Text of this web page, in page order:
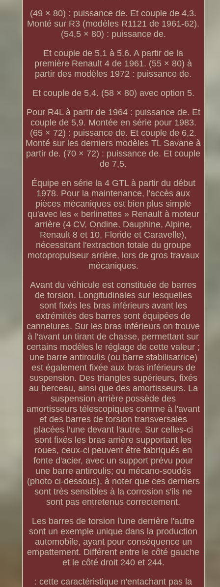
(49 × 80) : puissance de. Et couple de 4,3.
Monté sur R3 (modèles R1121 de 1961-62).
(54,5 × 80) : puissance de.
Et couple de 5,1 à 5,6. A partir de la
première Renault 4 de 1961. (55 × 80) à
partir des modèles 1972 : puissance de.
Et couple de 5,4. (58 × 80) avec option 5.
Pour R4L à partir de 1964 : puissance de. Et
couple de 5,9. Montée en série pour 1983.
(65 × 72) : puissance de. Et couple de 6,2.
Monté sur les derniers modèles TL Savane à
partir de. (70 × 72) : puissance de. Et couple
de 7,5.
Équipe en série la 4 GTL à partir du début
1978. Pour la maintenance, l'accès aux
pièces mécaniques est bien plus simple
qu'avec les « berlinettes » Renault à moteur
arrière (4 CV, Ondine, Dauphine, Alpine,
Renault 8 et 10, Floride et Caravelle),
nécessitant l'extraction totale du groupe
motopropulseur arrière, lors de gros travaux
mécaniques.
Avant du véhicule est constituée de barres
de torsion. Longitudinales sur lesquelles
sont fixés les bras inférieurs avant les
extrémités des barres sont équipées de
cannelures. Sur les bras inférieurs on trouve
à l'avant un tirant de chasse, permettant sur
certains modèles le réglage de cette valeur ;
une barre antiroulis (ou barre stabilisatrice)
est également fixée aux bras inférieurs de
suspension. Des triangles supérieurs, fixés
au berceau, ainsi que des amortisseurs. La
suspension arrière possède des
amortisseurs télescopiques comme à l'avant
et des barres de torsion transversales
placées l'une devant l'autre. Sur celles-ci
sont fixés les bras arrière supportant les
roues, ceux-ci peuvent être fabriqués en
fonte d'acier, avec un support prévu pour
une barre antiroulis; ou mécano-soudés
(photo ci-dessous), à noter que ces derniers
sont très sensibles à la corrosion s'ils ne
sont pas entretenus correctement.
Les barres de torsion l'une derrière l'autre
sont un exemple unique dans la production
automobile, ayant pour conséquence un
empattement. Différent entre le côté gauche
et le côté droit 240 et 244.
: cette caractéristique n'entachant pas la